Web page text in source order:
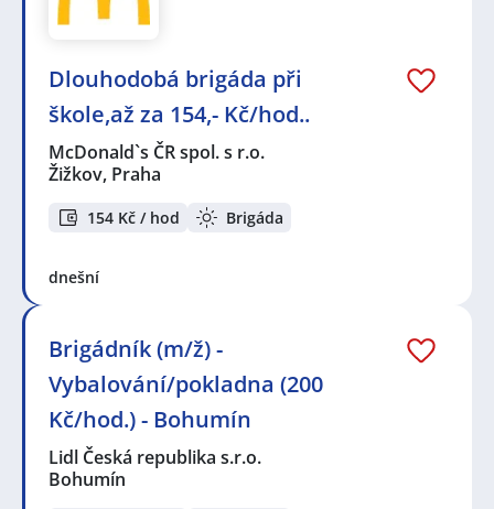
Dlouhodobá brigáda při
škole,až za 154,- Kč/hod..
McDonald`s ČR spol. s r.o.
Žižkov, Praha
154 Kč / hod Brigáda
dnešní
Brigádník (m/ž) -
Vybalování/pokladna (200
Kč/hod.) - Bohumín
Lidl Česká republika s.r.o.
Bohumín